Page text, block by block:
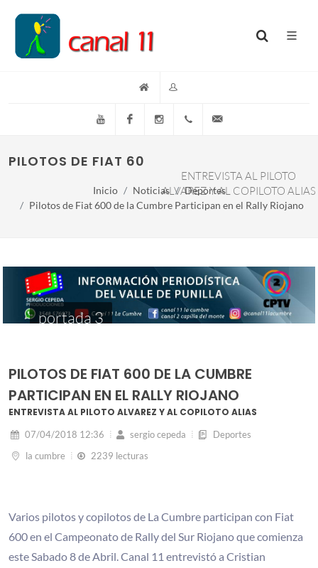
YouTube FacebookInstagram(+54)(9)3548-576073
PILOTOS DE FIAT 600 DE LA CUMBRE
ENTREVISTA AL PILOTO
ALVAREZ Y AL COPILOTO ALIAS
Inicio Noticias
Deportes
Pilotos de Fiat 600 de la Cumbre Participan en el Rally Riojano
portada 3
PILOTOS DE FIAT 600 DE LA CUMBRE
PARTICIPAN EN EL RALLY RIOJANO
ENTREVISTA AL PILOTO ALVAREZ Y AL COPILOTO ALIAS
07/04/2018 12:36 sergio cepeda
Deportes
la cumbre
2239 lecturas
Varios pilotos y copilotos de La Cumbre participan con Fiat
600 en el Campeonato de Rally del Sur Riojano que comienza
este Sabado 8 de Abril. Canal 11 entrevistó a Cristian